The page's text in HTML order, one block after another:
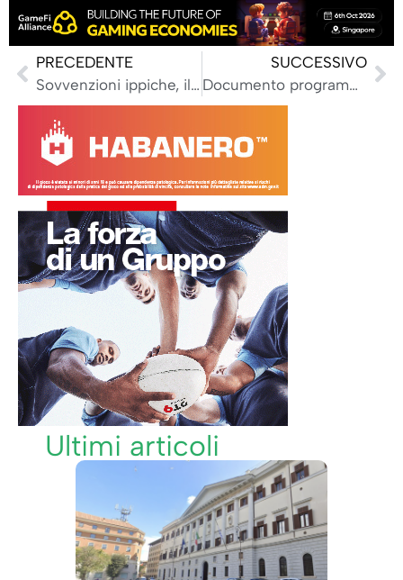
PRECEDENTE
Sovvenzioni ippiche, il Tar conferma i tagli del Masaf: bocciato il ricorso di Hippogroup
SUCCESSIVO
Documento programmatico 2026 di Adm: ‘Gioco, presidio degli esercizi e contrasto a illegalità’
Ultimi articoli